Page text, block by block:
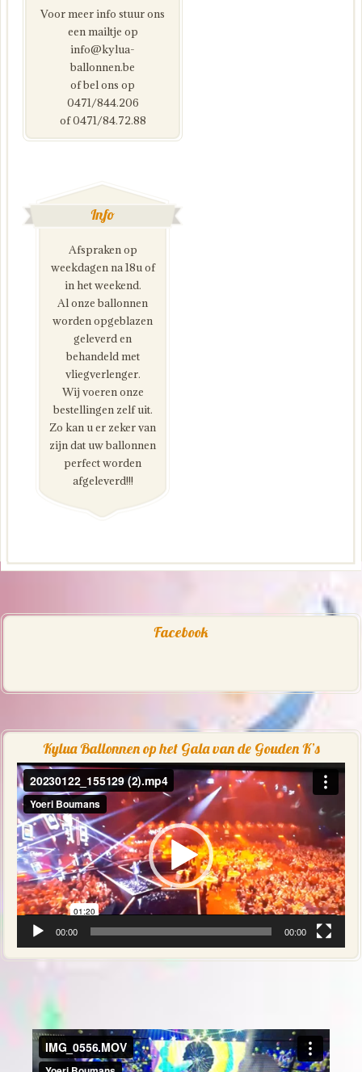
Voor meer info stuur ons
een mailtje op
info@kylua-
ballonnen.be
of bel ons op
0471/844.206
of 0471/84.72.88
Info
Afspraken op
weekdagen na 18u of
in het weekend.
Al onze ballonnen
worden opgeblazen
geleverd en
behandeld met
vliegverlenger.
Wij voeren onze
bestellingen zelf uit.
Zo kan u er zeker van
zijn dat uw ballonnen
perfect worden
afgeleverd!!!
Facebook
Kylua Ballonnen op het Gala van de Gouden K’s
Videospeler
00:00 00:00